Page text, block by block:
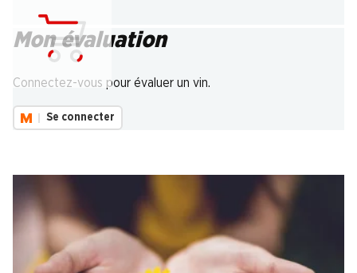
Mon évaluation
Connectez-vous pour évaluer un vin.
Se connecter